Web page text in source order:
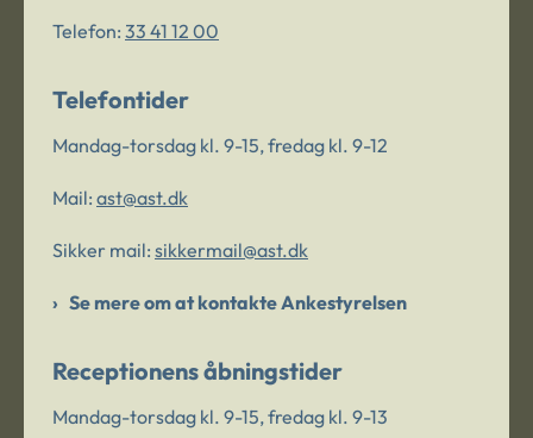
Telefon: 33 41 12 00
Telefontider
Mandag-torsdag kl. 9-15, fredag kl. 9-12
Mail: ast@ast.dk
Sikker mail: sikkermail@ast.dk
Se mere om at kontakte Ankestyrelsen
Receptionens åbningstider
Mandag-torsdag kl. 9-15, fredag kl. 9-13